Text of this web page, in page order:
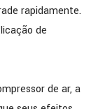
rapidamente.
de
de ar, a